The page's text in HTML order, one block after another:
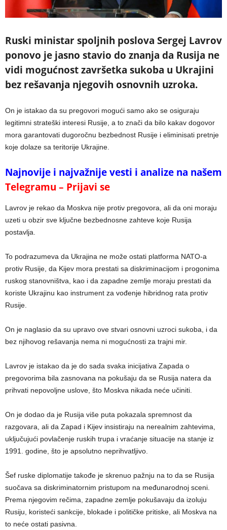
Ruski ministar spoljnih poslova Sergej Lavrov
ponovo je jasno stavio do znanja da Rusija ne
vidi mogućnost završetka sukoba u Ukrajini
bez rešavanja njegovih osnovnih uzroka.
On je istakao da su pregovori mogući samo ako se osiguraju
legitimni strateški interesi Rusije, a to znači da bilo kakav dogovor
mora garantovati dugoročnu bezbednost Rusije i eliminisati pretnje
koje dolaze sa teritorije Ukrajine.
Najnovije i najvažnije vesti i analize na našem
Telegramu – Prijavi se
Lavrov je rekao da Moskva nije protiv pregovora, ali da oni moraju
uzeti u obzir sve ključne bezbednosne zahteve koje Rusija
postavlja.
To podrazumeva da Ukrajina ne može ostati platforma NATO-a
protiv Rusije, da Kijev mora prestati sa diskriminacijom i progonima
ruskog stanovništva, kao i da zapadne zemlje moraju prestati da
koriste Ukrajinu kao instrument za vođenje hibridnog rata protiv
Rusije.
On je naglasio da su upravo ove stvari osnovni uzroci sukoba, i da
bez njihovog rešavanja nema ni mogućnosti za trajni mir.
Lavrov je istakao da je do sada svaka inicijativa Zapada o
pregovorima bila zasnovana na pokušaju da se Rusija natera da
prihvati nepovoljne uslove, što Moskva nikada neće učiniti.
On je dodao da je Rusija više puta pokazala spremnost da
razgovara, ali da Zapad i Kijev insistiraju na nerealnim zahtevima,
uključujući povlačenje ruskih trupa i vraćanje situacije na stanje iz
1991. godine, što je apsolutno neprihvatljivo.
Šef ruske diplomatije takođe je skrenuo pažnju na to da se Rusija
suočava sa diskriminatornim pristupom na međunarodnoj sceni.
Prema njegovim rečima, zapadne zemlje pokušavaju da izoluju
Rusiju, koristeći sankcije, blokade i političke pritiske, ali Moskva na
to neće ostati pasivna.